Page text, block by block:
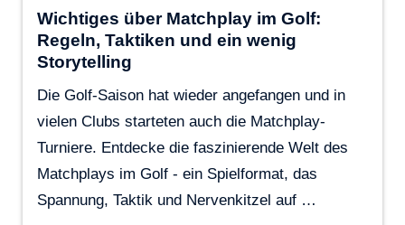
Wichtiges über Matchplay im Golf:
Regeln, Taktiken und ein wenig
Storytelling
Die Golf-Saison hat wieder angefangen und in
vielen Clubs starteten auch die Matchplay-
Turniere. Entdecke die faszinierende Welt des
Matchplays im Golf - ein Spielformat, das
Spannung, Taktik und Nervenkitzel auf …